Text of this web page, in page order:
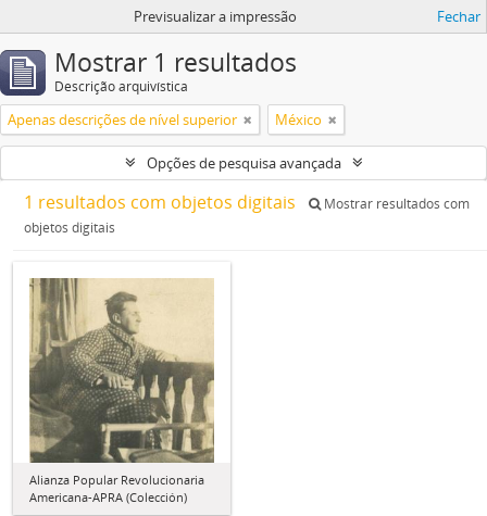
Previsualizar a impressão Fechar
Mostrar 1 resultados
Descrição arquivística
Apenas descrições de nível superior México
Opções de pesquisa avançada
1 resultados com objetos digitais
Mostrar resultados com
objetos digitais
Alianza Popular Revolucionaria
Americana-APRA (Colección)